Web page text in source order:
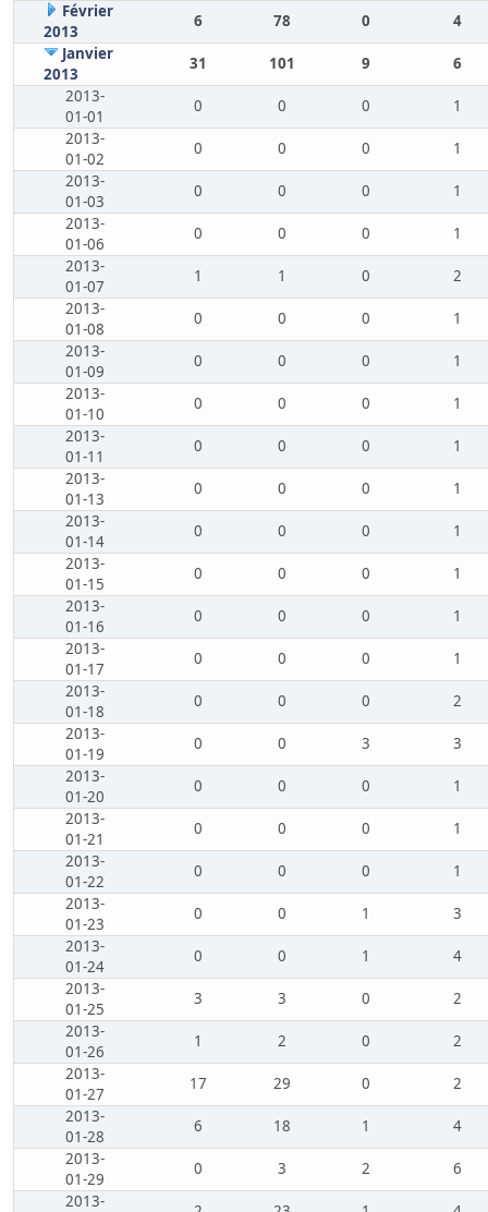
Février
2013
6 78 0
4
Janvier
2013
31 101 9
6
2013-
01-01
0 0 0
1
2013-
01-02
0 0 0
1
2013-
01-03
0 0 0
1
2013-
01-06
0 0 0
1
2013-
01-07
1 1 0
2
2013-
01-08
0 0 0
1
2013-
01-09
0 0 0
1
2013-
01-10
0 0 0
1
2013-
01-11
0 0 0
1
2013-
01-13
0 0 0
1
2013-
01-14
0 0 0
1
2013-
01-15
0 0 0
1
2013-
01-16
0 0 0
1
2013-
01-17
0 0 0
1
2013-
01-18
0 0 0
2
2013-
01-19
0 0 3
3
2013-
01-20
0 0 0
1
2013-
01-21
0 0 0
1
2013-
01-22
0 0 0
1
2013-
01-23
0 0 1
3
2013-
01-24
0 0 1
4
2013-
01-25
3 3 0
2
2013-
01-26
1 2 0
2
2013-
01-27
17 29 0
2
2013-
01-28
6 18 1
4
2013-
01-29
0 3 2
6
2013-